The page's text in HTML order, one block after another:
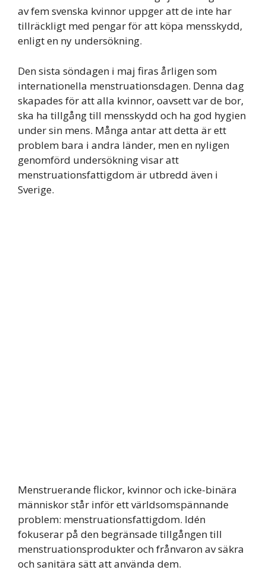
av fem svenska kvinnor uppger att de inte har
tillräckligt med pengar för att köpa mensskydd,
enligt en ny undersökning.
Den sista söndagen i maj firas årligen som
internationella menstruationsdagen. Denna dag
skapades för att alla kvinnor, oavsett var de bor,
ska ha tillgång till mensskydd och ha god hygien
under sin mens. Många antar att detta är ett
problem bara i andra länder, men en nyligen
genomförd undersökning visar att
menstruationsfattigdom är utbredd även i
Sverige.
Menstruerande flickor, kvinnor och icke-binära
människor står inför ett världsomspännande
problem: menstruationsfattigdom. Idén
fokuserar på den begränsade tillgången till
menstruationsprodukter och frånvaron av säkra
och sanitära sätt att använda dem.